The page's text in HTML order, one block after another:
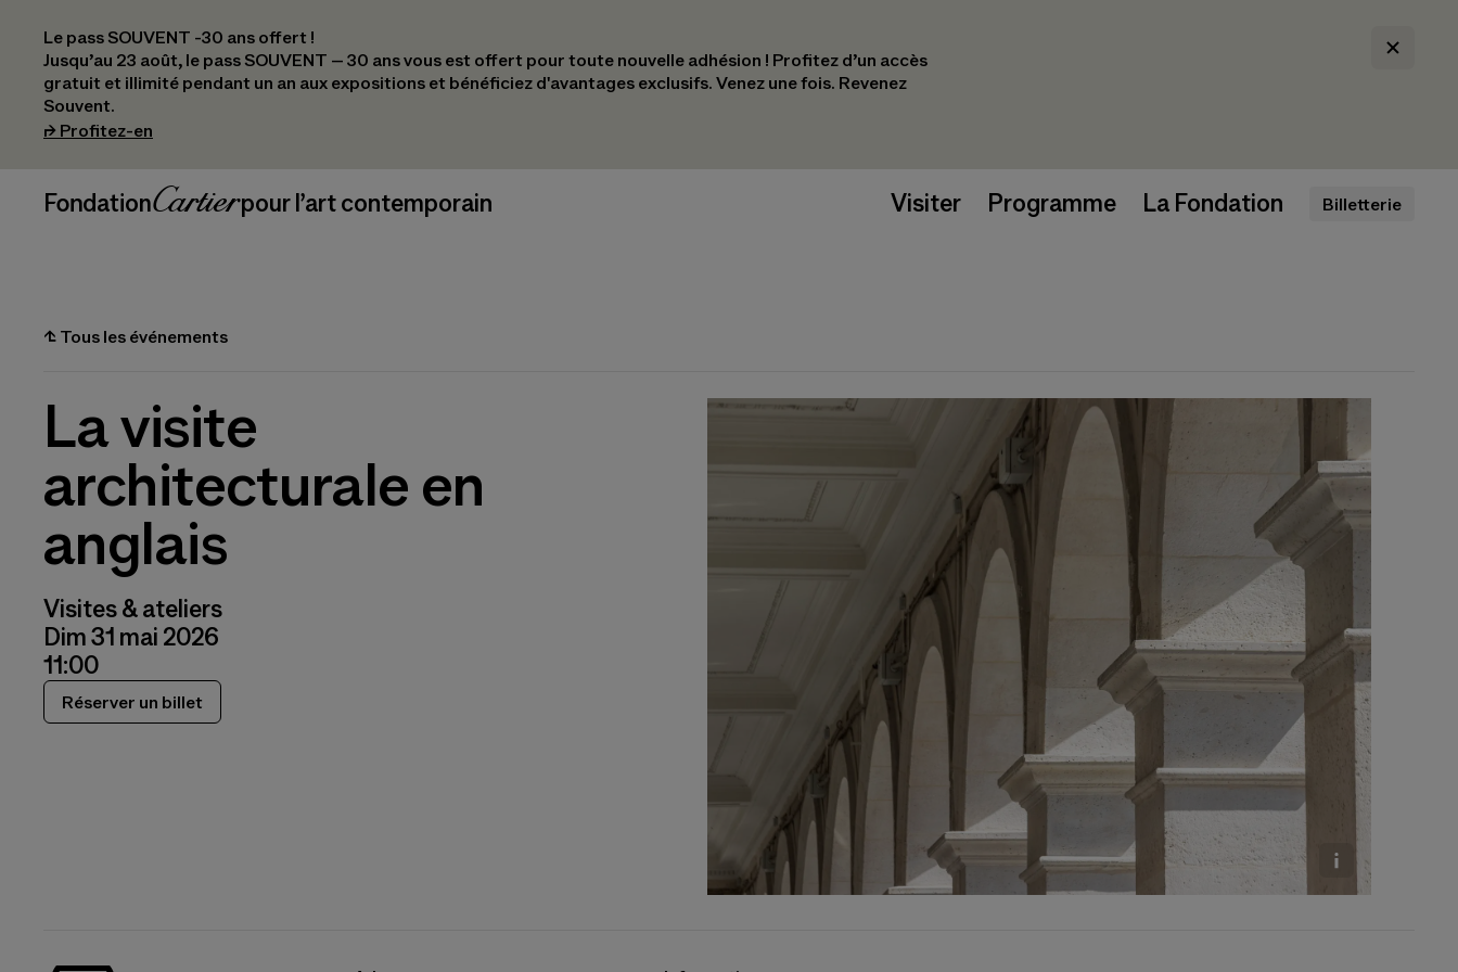
Le pass SOUVENT -30 ans offert !
Jusqu’au 23 août, le pass SOUVENT – 30 ans vous est offert pour toute nouvelle adhésion !​ Profitez d’un accès
gratuit et illimité pendant un an aux expositions et bénéficiez d'avantages exclusifs.​ Venez une fois. Revenez
Souvent.
⮣ Profitez-en
_logoFondation Cartier
pour l’art contemporain Visiter Programme La Fondation Billetterie
⮤ Tous les événements
La visite
architecturale en
anglais
Visites & ateliers
Dim 31 mai 2026
11:00
Réserver un billet